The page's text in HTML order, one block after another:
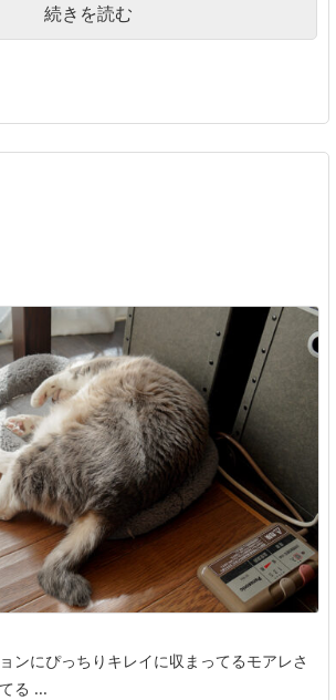
続きを読む
ンにぴっちりキレイに収まってるモアレさ
る ...